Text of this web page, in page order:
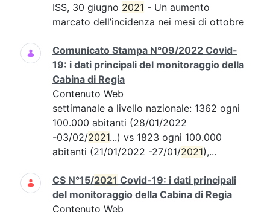
ISS, 30 giugno 2021 - Un aumento
marcato dell’incidenza nei mesi di ottobre
Comunicato Stampa N°09/2022 Covid-
19: i dati principali del monitoraggio della
Cabina di Regia
Contenuto Web
settimanale a livello nazionale: 1362 ogni
100.000 abitanti (28/01/2022
-03/02/2021...) vs 1823 ogni 100.000
abitanti (21/01/2022 -27/01/2021),...
CS N°15/2021 Covid-19: i dati principali
del monitoraggio della Cabina di Regia
Contenuto Web